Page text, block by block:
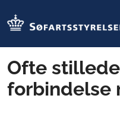
Ofte
forbindelse